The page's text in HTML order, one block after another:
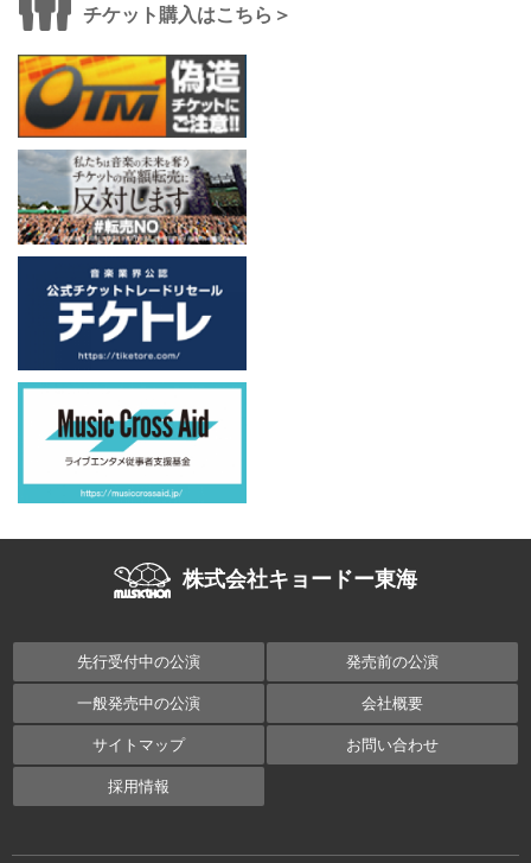
チケット購入はこちら＞
株式会社キョードー東海
先行受付中の公演 発売前の公演
一般発売中の公演 会社概要
サイトマップ お問い合わせ
採用情報